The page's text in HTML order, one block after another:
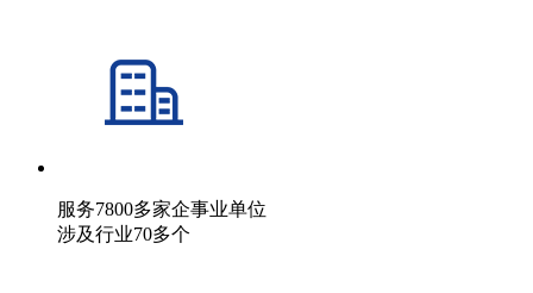
服务7800多家企事业单位
涉及行业70多个